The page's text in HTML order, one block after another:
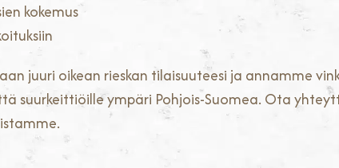
kokemus
juuri oikean rieskan tilaisuuteesi ja annamme
suurkeittiöille ympäri Pohjois-Suomea. Ota